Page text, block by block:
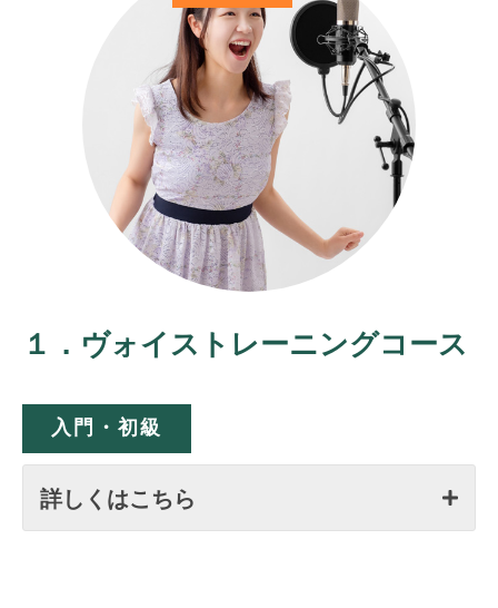
１．ヴォイストレーニングコース
入門・初級
詳しくはこちら